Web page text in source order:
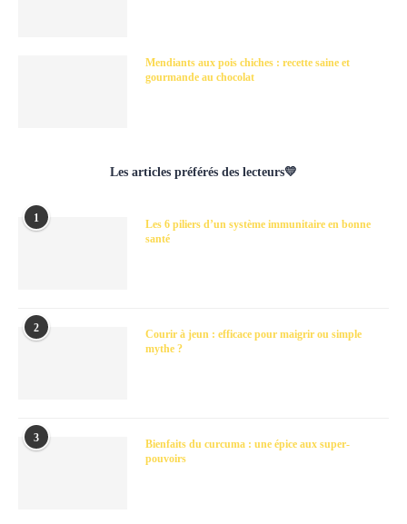
Mendiants aux pois chiches : recette saine et
gourmande au chocolat
Les articles préférés des lecteurs💛
1
Les 6 piliers d’un système immunitaire en bonne
santé
2
Courir à jeun : efficace pour maigrir ou simple
mythe ?
3
Bienfaits du curcuma : une épice aux super-
pouvoirs